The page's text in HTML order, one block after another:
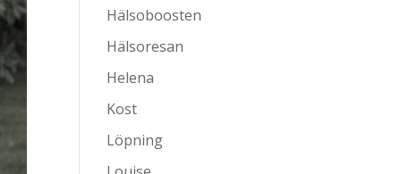
Hälsoboosten
Hälsoresan
Helena
Kost
Löpning